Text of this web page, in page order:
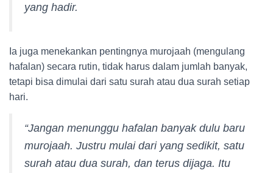
yang hadir.
Ia juga menekankan pentingnya murojaah (mengulang
hafalan) secara rutin, tidak harus dalam jumlah banyak,
tetapi bisa dimulai dari satu surah atau dua surah setiap
hari.
“Jangan menunggu hafalan banyak dulu baru
murojaah. Justru mulai dari yang sedikit, satu
surah atau dua surah, dan terus dijaga. Itu